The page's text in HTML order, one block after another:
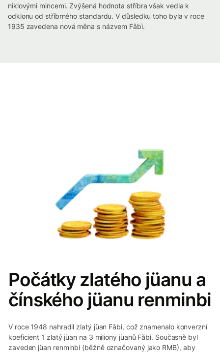
niklovými mincemi. Zvýšená hodnota stříbra však vedla k
odklonu od stříbrného standardu. V důsledku toho byla v roce
1935 zavedena nová měna s názvem Fǎbì.
Počátky zlatého jüanu a
čínského jüanu renminbi
V roce 1948 nahradil zlatý jüan Fǎbì, což znamenalo konverzní
koeficient 1 zlatý jüan na 3 miliony jüanů Fǎbì. Současně byl
zaveden jüan renminbi (běžně označovaný jako RMB), aby